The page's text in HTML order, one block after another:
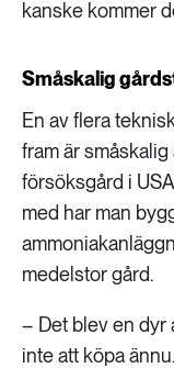
kanske kommer
Småskalig
En av flera
fram är
försöksgård i
med har man
medelstor gård.
– Det blev en dyr
inte att köpa